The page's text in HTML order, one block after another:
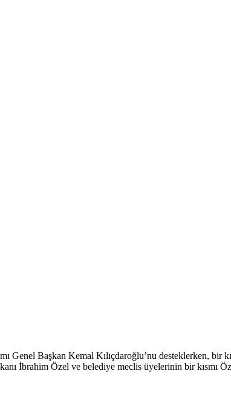
Başkan Kemal Kılıçdaroğlu’nu desteklerken, bir
İbrahim Özel ve belediye meclis üyelerinin bir kısmı